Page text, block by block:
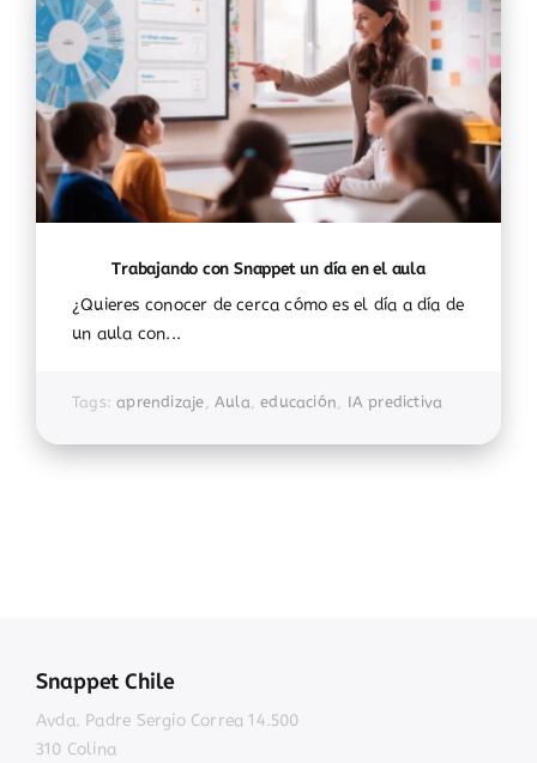
Trabajando con Snappet un día en el aula
¿Quieres conocer de cerca cómo es el día a día de
un aula con...
Tags:aprendizaje, Aula,educación, IA predictiva
Snappet Chile
Avda. Padre Sergio Correa 14.500
310 Colina